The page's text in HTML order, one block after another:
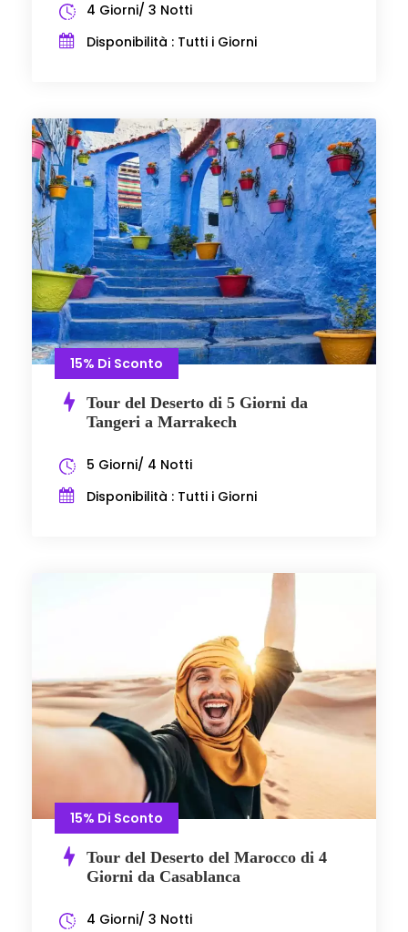
4 Giorni/ 3 Notti
Disponibilità : Tutti i Giorni
15% Di Sconto
Tour del Deserto di 5 Giorni da
Tangeri a Marrakech
5 Giorni/ 4 Notti
Disponibilità : Tutti i Giorni
15% Di Sconto
Tour del Deserto del Marocco di 4
Giorni da Casablanca
4 Giorni/ 3 Notti